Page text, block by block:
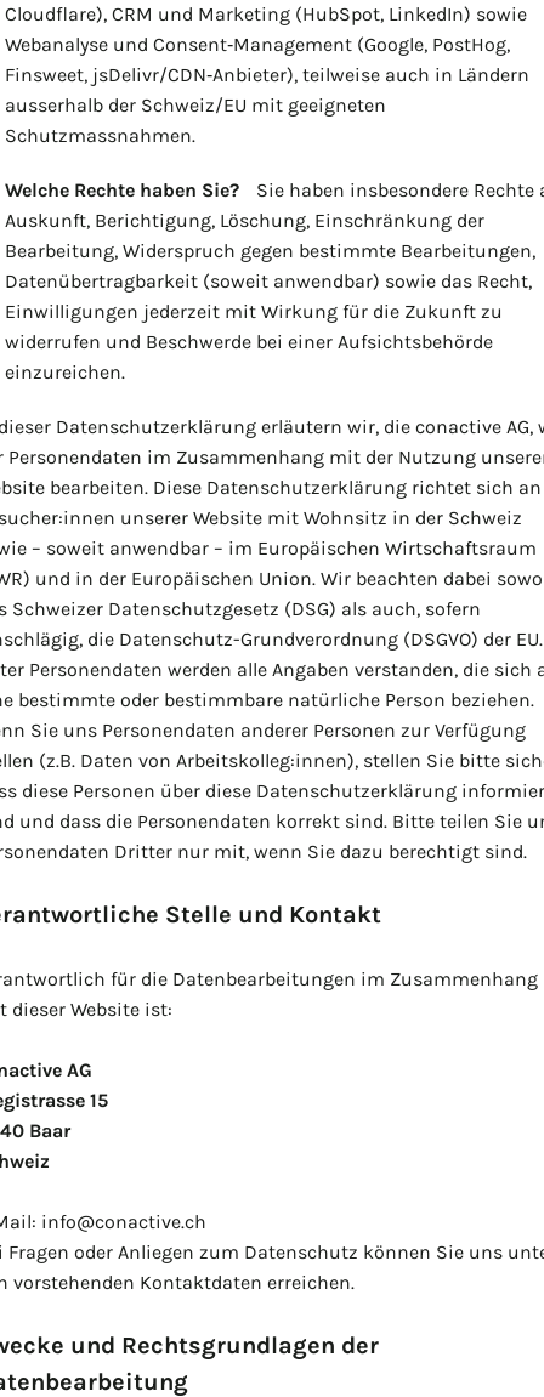
Cloudflare), CRM und Marketing (HubSpot, LinkedIn) sowie
Webanalyse und Consent‑Management (Google, PostHog,
Finsweet, jsDelivr/CDN‑Anbieter), teilweise auch in Ländern
ausserhalb der Schweiz/EU mit geeigneten
Schutzmassnahmen.
Welche Rechte haben Sie? Sie haben insbesondere Rechte
Auskunft, Berichtigung, Löschung, Einschränkung der
Bearbeitung, Widerspruch gegen bestimmte Bearbeitungen,
Datenübertragbarkeit (soweit anwendbar) sowie das Recht,
Einwilligungen jederzeit mit Wirkung für die Zukunft zu
widerrufen und Beschwerde bei einer Aufsichtsbehörde
einzureichen.
Datenschutzerklärung erläutern wir, die conactive AG,
Personendaten im Zusammenhang mit der Nutzung
bearbeiten. Diese Datenschutzerklärung richtet sich an
unserer Website mit Wohnsitz in der Schweiz
– soweit anwendbar – im Europäischen Wirtschaftsraum
und in der Europäischen Union. Wir beachten dabei
Schweizer Datenschutzgesetz (DSG) als auch, sofern
die Datenschutz-Grundverordnung (DSGVO) der EU.
Personendaten werden alle Angaben verstanden, die sich
bestimmte oder bestimmbare natürliche Person beziehen.
Sie uns Personendaten anderer Personen zur Verfügung
(z.B. Daten von Arbeitskolleg:innen), stellen Sie bitte
diese Personen über diese Datenschutzerklärung
und dass die Personendaten korrekt sind. Bitte teilen Sie
Dritter nur mit, wenn Sie dazu berechtigt sind.
Stelle und Kontakt
für die Datenbearbeitungen im Zusammenhang
dieser Website ist:
AG
15
Baar
info@conactive.ch
Fragen oder Anliegen zum Datenschutz können Sie uns
vorstehenden Kontaktdaten erreichen.
und Rechtsgrundlagen der